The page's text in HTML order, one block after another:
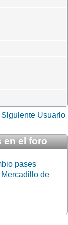
Siguiente Usuario
en el foro
pases
Mercadillo de